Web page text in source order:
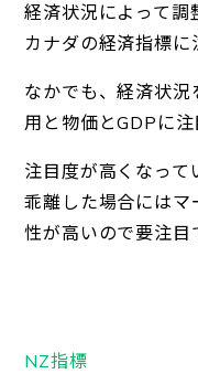
経済状況によって調
カナダの経済指標に
なかでも、経済状
用と物価とGDPに注
注目度が高くなって
乖離した場合には
性が高いので要注目
NZ指標